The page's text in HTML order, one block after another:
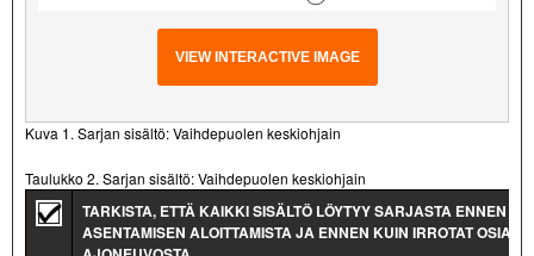
VIEW INTERACTIVE IMAGE
Kuva 1. Sarjan sisältö: Vaihdepuolen keskiohjain
Taulukko 2. Sarjan sisältö: Vaihdepuolen keskiohjain
TARKISTA, ETTÄ KAIKKI SISÄLTÖ LÖYTYY SARJASTA ENNEN
ASENTAMISEN ALOITTAMISTA JA ENNEN KUIN IRROTAT OSIA